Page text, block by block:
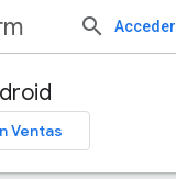
Acceder
Ventas